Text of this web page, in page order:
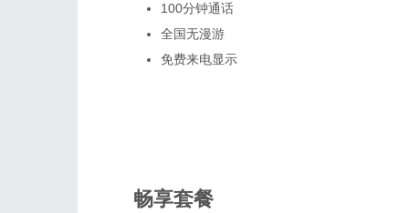
100分钟通话
全国无漫游
免费来电显示
畅享套餐